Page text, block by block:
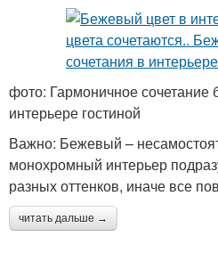
фото: Гармоничное сочетание
интерьере гостиной
Важно: Бежевый –
монохромный интерьер
разных оттенков, иначе все
читать дальше →